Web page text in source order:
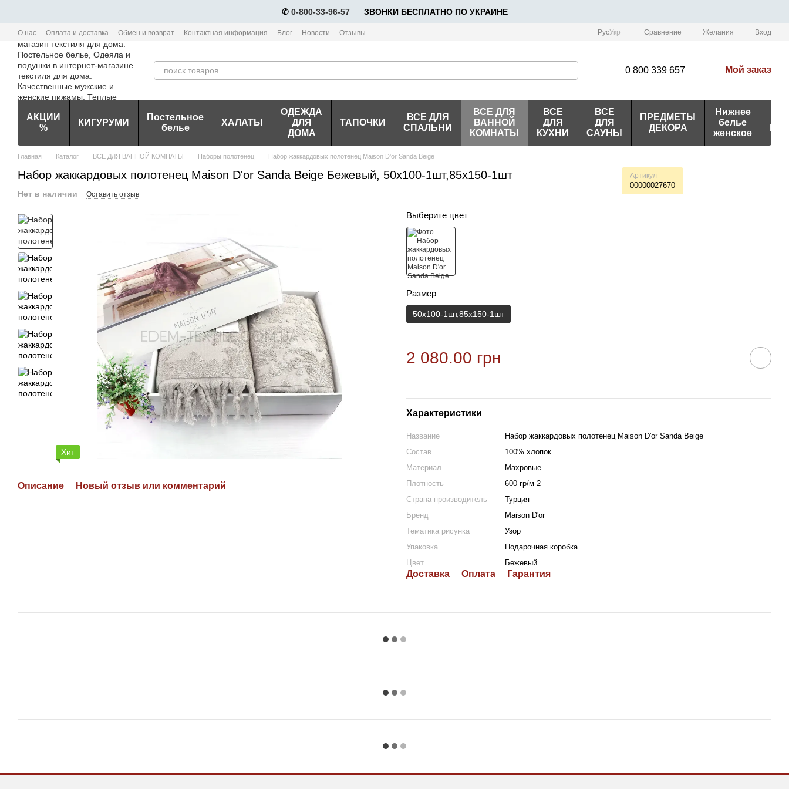
✆ 0-800-33-96-57⠀⠀ЗВОНКИ БЕСПЛАТНО ПО УКРАИНЕ
О нас Оплата и доставка Обмен и возврат Контактная информация Блог Новости
Отзывы
Политика конфиденциальности мобильного приложения Edem-Textile
РусУкр Сравнение Желания Вход
0 800 339 657 Мой заказ
АКЦИИ
%
КИГУРУМИ
Постельное
белье
ХАЛАТЫ
ОДЕЖДА
ДЛЯ
ДОМА
ТАПОЧКИ
ВСЕ ДЛЯ
СПАЛЬНИ
ВСЕ ДЛЯ
ВАННОЙ
КОМНАТЫ
ВСЕ
ДЛЯ
КУХНИ
ВСЕ
ДЛЯ
САУНЫ
ПРЕДМЕТЫ
ДЕКОРА
Нижнее
белье
женское
Главная Каталог ВСЕ ДЛЯ ВАННОЙ КОМНАТЫ Наборы полотенец Набор жаккардовых полотенец Maison D'or Sanda Beige
Набор жаккардовых полотенец Maison D'or Sanda Beige Бежевый, 50х100-1шт,85х150-1шт Артикул
00000027670
Нет в наличии Оставить отзыв
Хит
Описание Новый отзыв или комментарий
Выберите цвет
Размер
50х100-1шт,85х150-1шт
2 080.00 грн
Характеристики
Название
Набор жаккардовых полотенец Maison D'or Sanda Beige
Состав
100% хлопок
Материал
Махровые
Плотность
600 гр/м 2
Страна производитель
Турция
Бренд
Maison D'or
Тематика рисунка
Узор
Упаковка
Подарочная коробка
Цвет
Бежевый
Доставка Оплата Гарантия